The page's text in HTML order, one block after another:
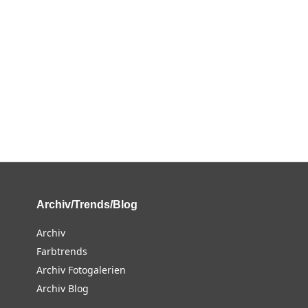
Archiv/Trends/Blog
Archiv
Farbtrends
Archiv Fotogalerien
Archiv Blog